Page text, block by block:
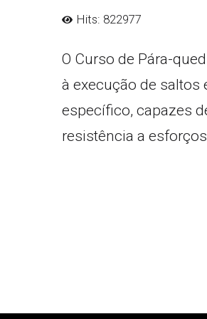
Hits: 822977
O Curso de Pára-
à execução de
específico, capazes
resistência a